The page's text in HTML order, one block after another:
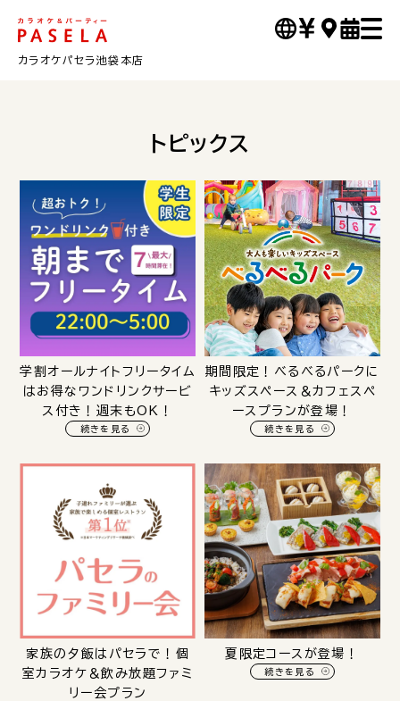
カラオケパセラ池袋本店
トピックス
学割オールナイトフリータイム
はお得なワンドリンクサービ
ス付き！週末もOK！
続きを見る
期間限定！べるべるパークに
キッズスペース＆カフェスペ
ースプランが登場！
続きを見る
家族の夕飯はパセラで！個
室カラオケ＆飲み放題ファミ
リー会プラン
夏限定コースが登場！
続きを見る